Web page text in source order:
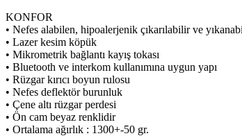
KONFOR
• Nefes alabilen, hipoalerjenik çıkarılabilir ve
• Lazer kesim köpük
• Mikrometrik bağlantı kayış tokası
• Bluetooth ve interkom kullanımına uygun yapı
• Rüzgar kırıcı boyun rulosu
• Nefes deflektör burunluk
• Çene altı rüzgar perdesi
• Ön cam beyaz renklidir
• Ortalama ağırlık : 1300+-50 gr.